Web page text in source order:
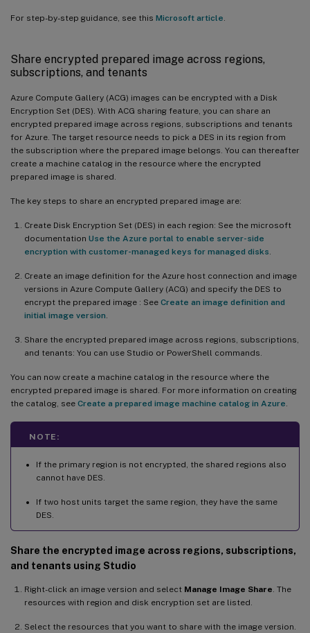
For step-by-step guidance, see this Microsoft article.
Share encrypted prepared image across regions,
subscriptions, and tenants
Azure Compute Gallery (ACG) images can be encrypted with a Disk
Encryption Set (DES). With ACG sharing feature, you can share an
encrypted prepared image across regions, subscriptions and tenants
for Azure. The target resource needs to pick a DES in its region from
the subscription where the prepared image belongs. You can thereafter
create a machine catalog in the resource where the encrypted
prepared image is shared.
The key steps to share an encrypted prepared image are:
Create Disk Encryption Set (DES) in each region: See the microsoft
documentation Use the Azure portal to enable server-side
encryption with customer-managed keys for managed disks.
Create an image definition for the Azure host connection and image
versions in Azure Compute Gallery (ACG) and specify the DES to
encrypt the prepared image : See Create an image definition and
initial image version.
Share the encrypted prepared image across regions, subscriptions,
and tenants: You can use Studio or PowerShell commands.
You can now create a machine catalog in the resource where the
encrypted prepared image is shared. For more information on creating
the catalog, see Create a prepared image machine catalog in Azure.
NOTE:
If the primary region is not encrypted, the shared regions also
cannot have DES.
If two host units target the same region, they have the same
DES.
Share the encrypted image across regions, subscriptions,
and tenants using Studio
Right-click an image version and select Manage Image Share. The
resources with region and disk encryption set are listed.
Select the resources that you want to share with the image version.